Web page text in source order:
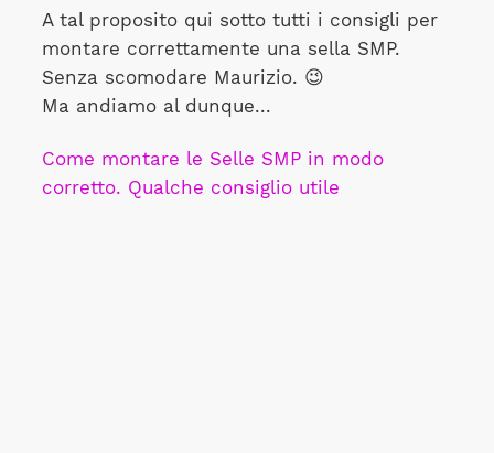
A tal proposito qui sotto tutti i consigli per
montare correttamente una sella SMP.
Senza scomodare Maurizio. 😉
Ma andiamo al dunque...
Come montare le Selle SMP in modo
corretto. Qualche consiglio utile